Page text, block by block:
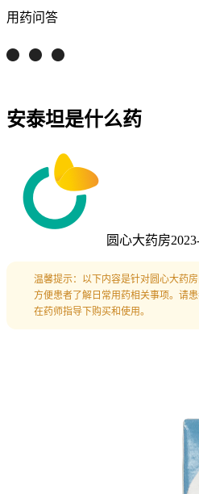
用药问答
安泰坦是什么药
圆心大药房
温馨提示：以下内容是针对圆心大药
方便患者了解日常用药相关事项。请
在药师指导下购买和使用。